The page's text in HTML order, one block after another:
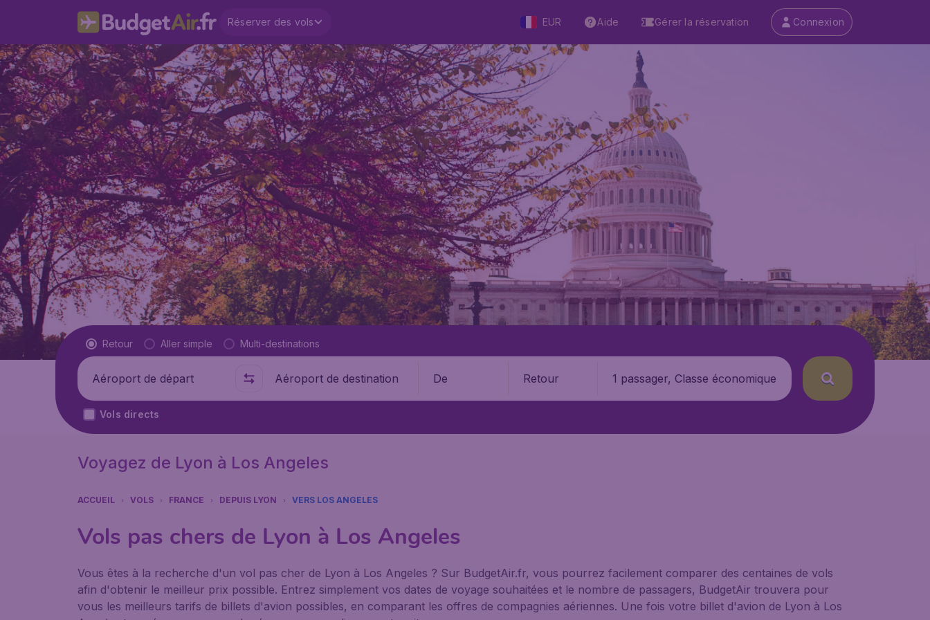
Réserver des vols EUR Aide Gérer la réservation Connexion
Type de vol
Retour Aller simple Multi-destinations
Départ de Où De Retour 1 passager, Classe économique
Vols directs
Voyagez de Lyon à Los Angeles
ACCUEIL VOLS FRANCE DEPUIS LYON VERS LOS ANGELES
Vols pas chers de Lyon à Los Angeles
Vous êtes à la recherche d'un vol pas cher de Lyon à Los Angeles ? Sur BudgetAir.fr, vous pourrez facilement comparer des centaines de vols
afin d'obtenir le meilleur prix possible. Entrez simplement vos dates de voyage souhaitées et le nombre de passagers, BudgetAir trouvera pour
vous les meilleurs tarifs de billets d'avion possibles, en comparant les offres de compagnies aériennes. Une fois votre billet d'avion de Lyon à Los